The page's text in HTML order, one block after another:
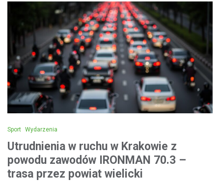
Sport Wydarzenia
Utrudnienia w ruchu w Krakowie z
powodu zawodów IRONMAN 70.3 –
trasa przez powiat wielicki